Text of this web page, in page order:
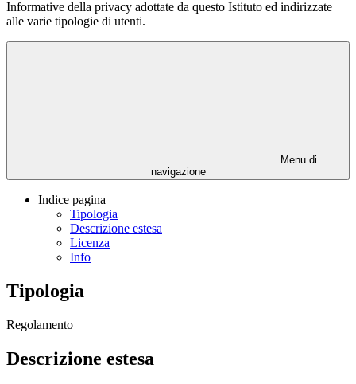
Informative della privacy adottate da questo Istituto ed indirizzate
alle varie tipologie di utenti.
Menu di
navigazione
Indice pagina
Tipologia
Descrizione estesa
Licenza
Info
Tipologia
Regolamento
Descrizione estesa